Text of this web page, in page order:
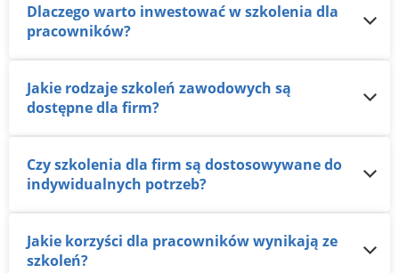
Dlaczego warto inwestować w szkolenia dla
pracowników?
Jakie rodzaje szkoleń zawodowych są
dostępne dla firm?
Czy szkolenia dla firm są dostosowywane do
indywidualnych potrzeb?
Jakie korzyści dla pracowników wynikają ze
szkoleń?